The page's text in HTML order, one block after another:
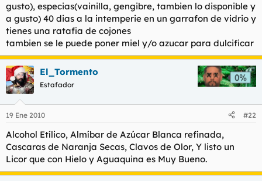
gusto), especias(vainilla, gengibre, tambien lo disponible y
a gusto) 40 dias a la intemperie en un garrafon de vidrio y
tienes una ratafia de cojones
tambien se le puede poner miel y/o azucar para dulcificar
El_Tormento
Estafador
19 Ene 2010 #22
Alcohol Etílico, Almíbar de Azúcar Blanca refinada,
Cascaras de Naranja Secas, Clavos de Olor, Y listo un
Licor que con Hielo y Aguaquina es Muy Bueno.